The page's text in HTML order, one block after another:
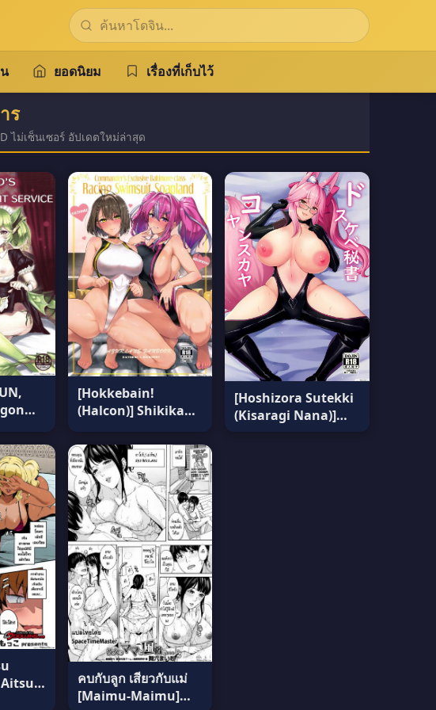
ยอดนิยม เรื่องที่เก็บไว้
ร
ไม่เซ็นเซอร์ อัปเดตใหม่ล่าสุด
[Hokkebain!
(Halcon)] Shikikan
Senyou Baltimore-
kyuu (Azur Lane)
ซับไทย
[Hoshizora Sutekki
(Kisaragi Nana)]
Dosukebe Hisho
คบกับลูก เสียวกับแม่
[Maimu-Maimu]